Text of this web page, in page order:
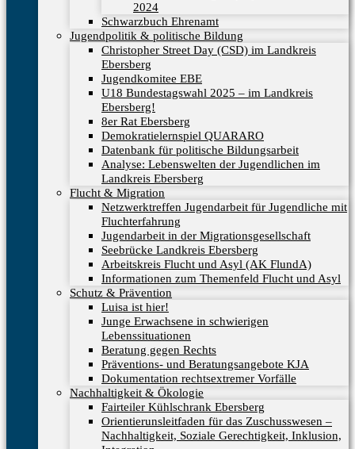
2024
Schwarzbuch Ehrenamt
Jugendpolitik & politische Bildung
Christopher Street Day (CSD) im Landkreis
Ebersberg
Jugendkomitee EBE
U18 Bundestagswahl 2025 – im Landkreis
Ebersberg!
8er Rat Ebersberg
Demokratielernspiel QUARARO
Datenbank für politische Bildungsarbeit
Analyse: Lebenswelten der Jugendlichen im
Landkreis Ebersberg
Flucht & Migration
Netzwerktreffen Jugendarbeit für Jugendliche mit
Fluchterfahrung
Jugendarbeit in der Migrationsgesellschaft
Seebrücke Landkreis Ebersberg
Arbeitskreis Flucht und Asyl (AK FlundA)
Informationen zum Themenfeld Flucht und Asyl
Schutz & Prävention
Luisa ist hier!
Junge Erwachsene in schwierigen
Lebenssituationen
Beratung gegen Rechts
Präventions- und Beratungsangebote KJA
Dokumentation rechtsextremer Vorfälle
Nachhaltigkeit & Ökologie
Fairteiler Kühlschrank Ebersberg
Orientierunsleitfaden für das Zuschusswesen –
Nachhaltigkeit, Soziale Gerechtigkeit, Inklusion,